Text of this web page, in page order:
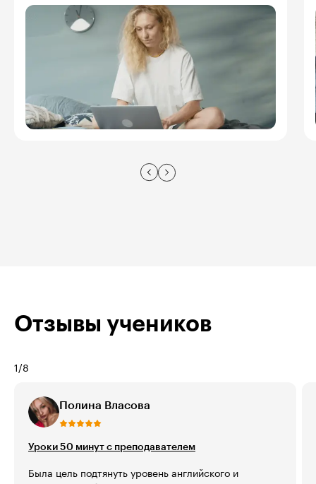
Отзывы учеников
1/8
Полина Власова
Уроки 50 минут с преподавателем
Была цель подтянуть уровень английского и